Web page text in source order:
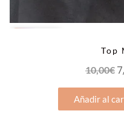
Top
10,00€ El
Añadir al